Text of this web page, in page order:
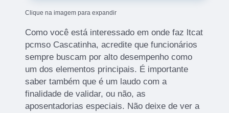
Clique na imagem para expandir
Como você está interessado em onde faz ltcat
pcmso Cascatinha, acredite que funcionários
sempre buscam por alto desempenho como
um dos elementos principais. É importante
saber também que é um laudo com a
finalidade de validar, ou não, as
aposentadorias especiais. Não deixe de ver a